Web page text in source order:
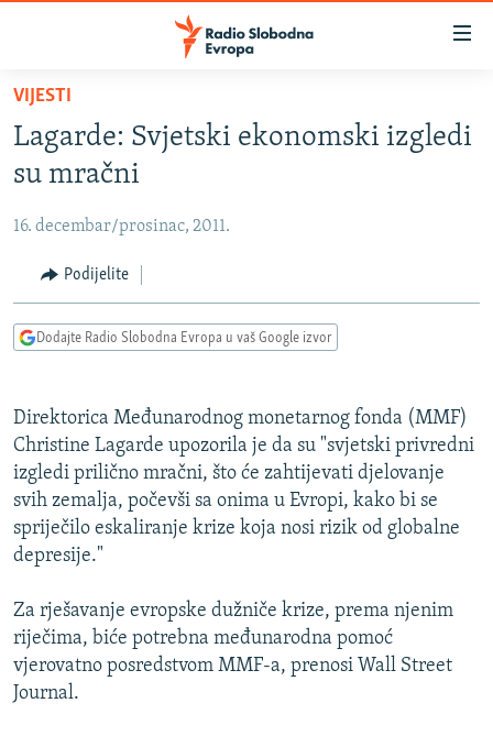
Pređite
glavni
sadržaj
na
navigaciju
Pređite
na
BOSNA I HERCEGOVINA
KOSOVO
CRNA GORA
VIDEO
INFOGRAFIKE
PODCASTI
KINA NA BALKANU
RSE PRIČE IZ SVIJETA
ISPRIČAJ MI
DNEVNO@RSE
VIŠE OD NASLOVA
GENOCID U SREBRENICI
PRATITE NAS
VIJESTI
Lagarde: Svjetski ekonomski izgledi
su mračni
16. decembar/prosinac, 2011.
Podijelite
Dodajte Radio Slobodna Evropa u vaš Google izvor
Direktorica Međunarodnog monetarnog fonda (MMF)
Christine Lagarde upozorila je da su "svjetski privredni
izgledi prilično mračni, što će zahtijevati djelovanje
svih zemalja, počevši sa onima u Evropi, kako bi se
spriječilo eskaliranje krize koja nosi rizik od globalne
depresije."
Za rješavanje evropske dužniče krize, prema njenim
riječima, biće potrebna međunarodna pomoć
vjerovatno posredstvom MMF-a, prenosi Wall Street
Journal.